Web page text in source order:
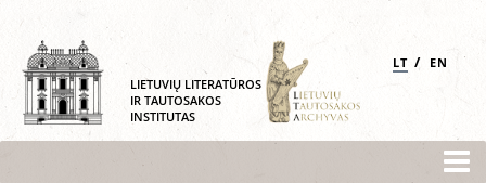
LIETUVIŲ LITERATŪROS
IR TAUTOSAKOS
INSTITUTAS
LT / EN